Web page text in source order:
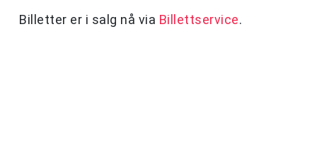
Billetter er i salg nå via Billettservice.